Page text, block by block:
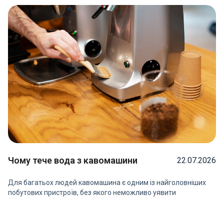
Чому тече вода з кавомашини 22.07.2026
Для багатьох людей кавомашина є одним із найголовніших
побутових пристроїв, без якого неможливо уявити